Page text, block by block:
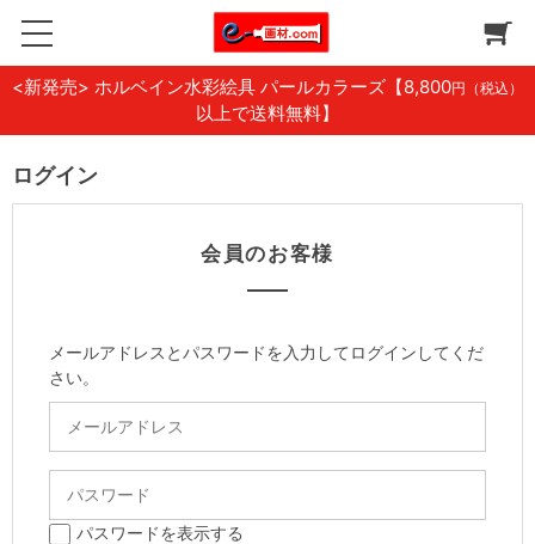
<新発売> ホルベイン水彩絵具 パールカラーズ 【8,800円（税込）
以上で送料無料】
ログイン
会員のお客様
メールアドレスとパスワードを入力してログインしてくだ
さい。
パスワードを表示する